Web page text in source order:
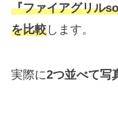
『ファイアグリル
を比較します。
実際に2つ並べて写